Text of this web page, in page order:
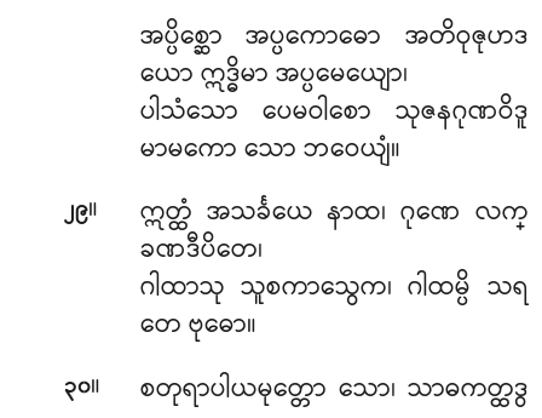
အပ္ပိစ္ဆော အပ္ပကောဓော အတိဝုဇုဟဒ
ယော ဣဒ္ဓိမာ အပ္ပမေယျော၊
ပါသံသော ပေမဝါစော သုဇနဂုဏဝိဒူ
မာမကော သော ဘဝေယျံ။
၂၉။
ဣတ္ထံ အသင်္ခယေ နာထ၊ ဂုဏေ လက္
ခဏဒီပိတေ၊
ဂါထာသု သူစကာသွေက၊ ဂါထမ္ပိ သရ
တေ ဗုဓော။
၃၀။
စတုရာပါယမုတ္တော သော၊ သာဓကတ္ထဒွ